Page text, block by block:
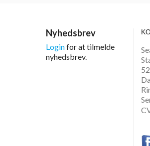
Nyhedsbrev
Loginfor at tilmelde
nyhedsbrev.